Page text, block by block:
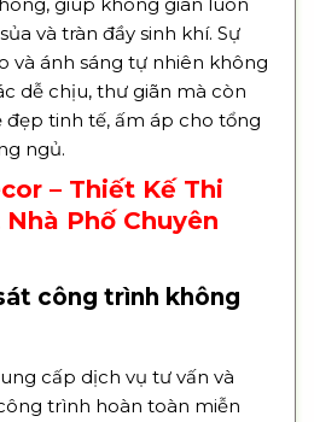
và tràn đầy sinh khí. Sự
và ánh sáng tự nhiên không
dễ chịu, thư giãn mà còn
tinh tế, ấm áp cho tổng
ngủ.
– Thiết Kế Thi
Phố Chuyên
công trình không
cấp dịch vụ tư vấn và
trình hoàn toàn miễn